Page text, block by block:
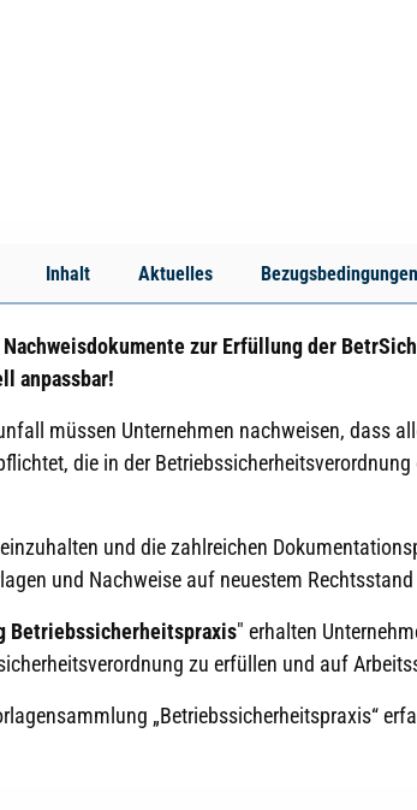
Inhalt Aktuelles Bezugsbedingungen
zur Erfüllung der
anpassbar!
müssen Unternehmen nachweisen, dass
die in der
und die zahlreichen
und Nachweise auf neuestem
Betriebssicherheitspraxis" erhalten
zu erfüllen und auf
„Betriebssicherheitspraxis“